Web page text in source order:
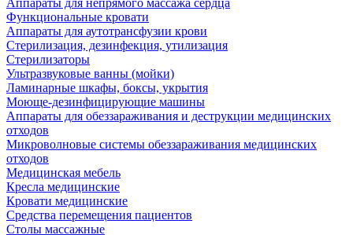
Аппараты для непрямого массажа сердца
Функциональные кровати
Аппараты для аутотрансфузии крови
Стерилизация, дезинфекция, утилизация
Стерилизаторы
Ультразвуковые ванны (мойки)
Ламинарные шкафы, боксы, укрытия
Моюще-дезинфицирующие машины
Аппараты для обеззараживания и деструкции медицинских
отходов
Микроволновые системы обеззараживания медицинских
отходов
Медицинская мебель
Кресла медицинские
Кровати медицинские
Средства перемещения пациентов
Столы массажные